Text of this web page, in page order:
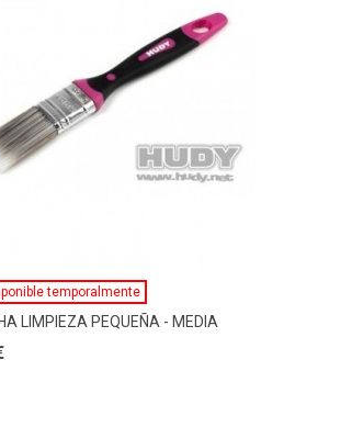
Ver Más
temporalmente
LIMPIEZA PEQUEÑA - MEDIA